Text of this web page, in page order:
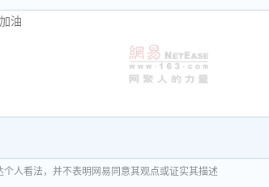
个人看法，并不表明网易同意其观点或证实其描述